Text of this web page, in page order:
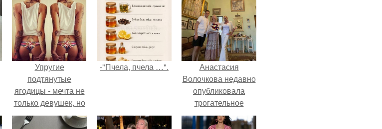
Упругие
подтянутые
ягодицы - мечта не
только девушек, но
и парней.
-"Пчела, пчела …".
Анастасия
Волочкова недавно
опубликовала
трогательное
совместное фото
со своей мамой, к